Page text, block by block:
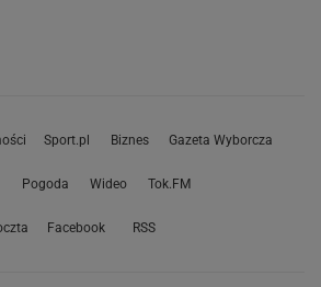
Sport.pl Biznes Gazeta Wyborcza
Pogoda Wideo Tok.FM
Facebook RSS